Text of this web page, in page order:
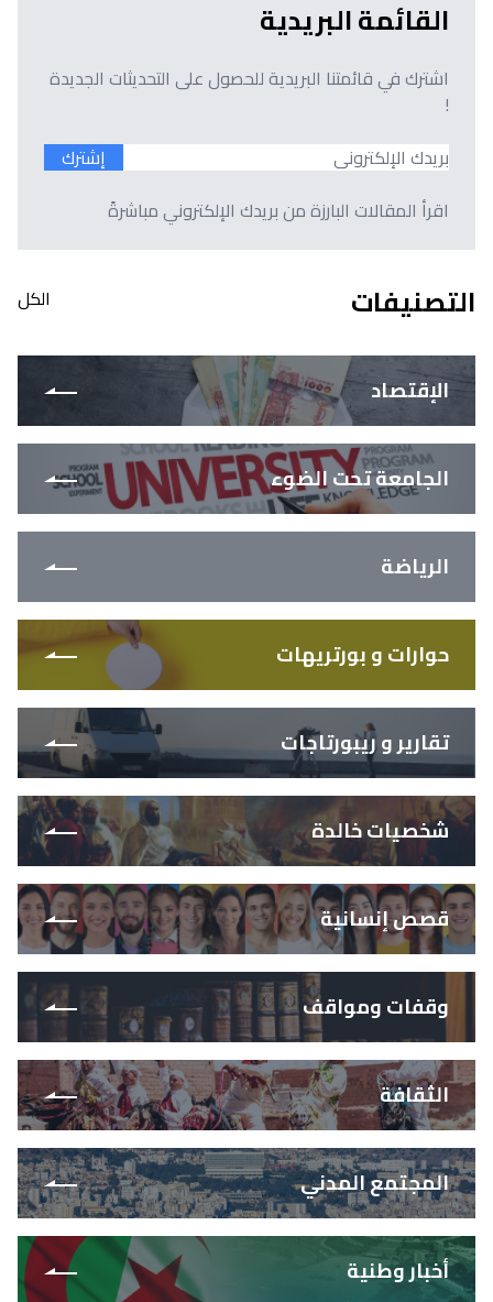
القائمة البريدية
اشترك في قائمتنا البريدية للحصول على التحديثات الجديدة
!
إشترك
اقرأ المقالات البارزة من بريدك الإلكتروني مباشرةً
التصنيفات الكل
الإقتصاد
الجامعة تحت الضوء
الرياضة
حوارات و بورتريهات
تقارير و ريبورتاجات
شخصيات خالدة
قصص إنسانية
وقفات ومواقف
الثقافة
المجتمع المدني
أخبار وطنية